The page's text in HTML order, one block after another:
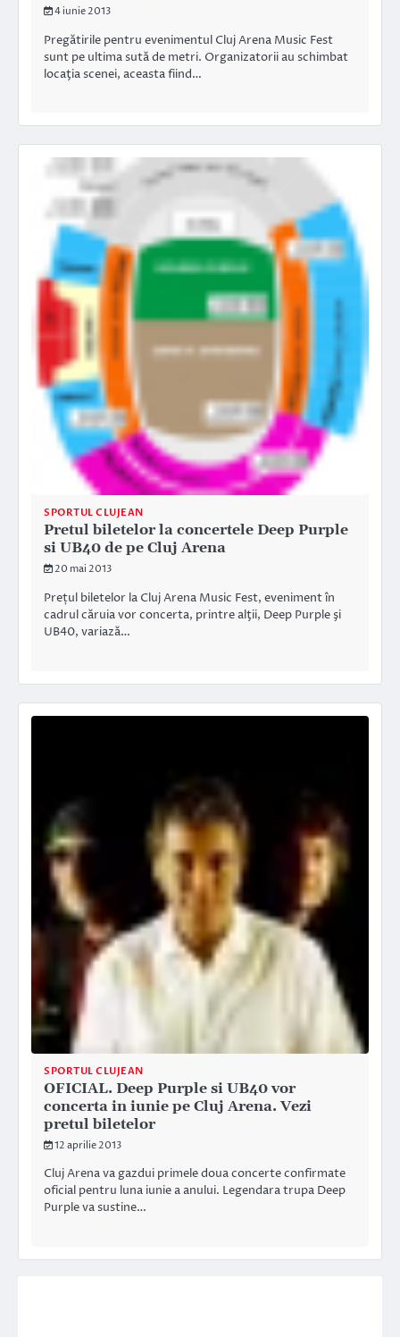
4 iunie 2013
Pregătirile pentru evenimentul Cluj Arena Music Fest
sunt pe ultima sută de metri. Organizatorii au schimbat
locaţia scenei, aceasta fiind…
SPORTUL CLUJEAN
Pretul biletelor la concertele Deep Purple
si UB40 de pe Cluj Arena
20 mai 2013
Prețul biletelor la Cluj Arena Music Fest, eveniment în
cadrul căruia vor concerta, printre alţii, Deep Purple şi
UB40, variază…
SPORTUL CLUJEAN
OFICIAL. Deep Purple si UB40 vor
concerta in iunie pe Cluj Arena. Vezi
pretul biletelor
12 aprilie 2013
Cluj Arena va gazdui primele doua concerte confirmate
oficial pentru luna iunie a anului. Legendara trupa Deep
Purple va sustine…